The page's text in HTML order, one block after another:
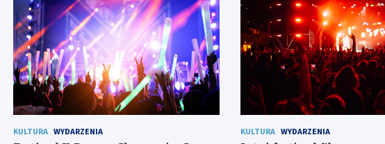
KULTURA WYDARZENIA KULTURA WYDARZENIA